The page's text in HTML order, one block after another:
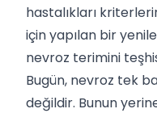
hastalıkları
için yapılan bir
nevroz terimini
Bugün, nevroz tek
değildir. Bunun